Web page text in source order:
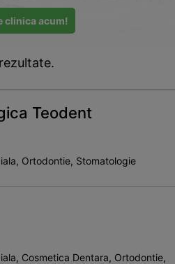
clinica acum!
rezultate.
Teodent
Ortodontie, Stomatologie
Cosmetica Dentara, Ortodontie,